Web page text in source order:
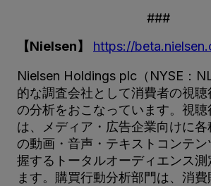
###
【Nielsen】
https://
Nielsen Holdings plc（NYSE：
的な調査会社として消費者の視
の分析をおこなっています。視
は、メディア・広告企業向けに
の動画・音声・テキストコンテ
握するトータルオーディエンス
ます。購買行動分析部門は、消